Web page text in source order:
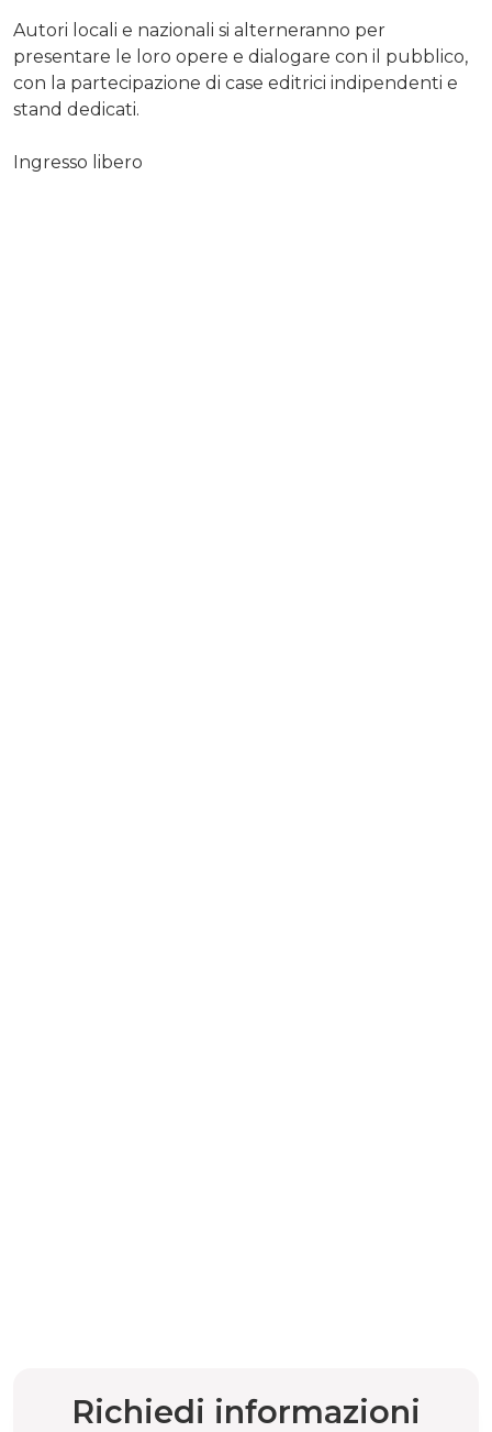
Autori locali e nazionali si alterneranno per
presentare le loro opere e dialogare con il pubblico,
con la partecipazione di case editrici indipendenti e
stand dedicati.
Ingresso libero
Richiedi informazioni